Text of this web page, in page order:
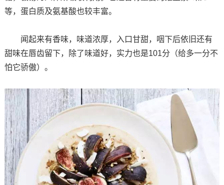
等，蛋白质及氨基酸也较丰富。
闻起来有香味，味道浓厚，入口甘甜，咽下后依旧还有
甜味在唇齿留下，除了味道好，实力也是101分（给多一分不
怕它骄傲）。